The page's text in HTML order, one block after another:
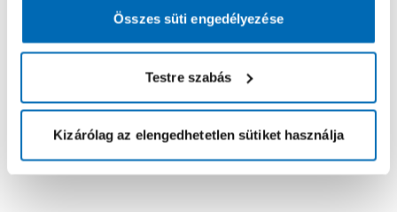
Összes süti engedélyezése
Testre szabás
Kizárólag az elengedhetetlen sütiket használja